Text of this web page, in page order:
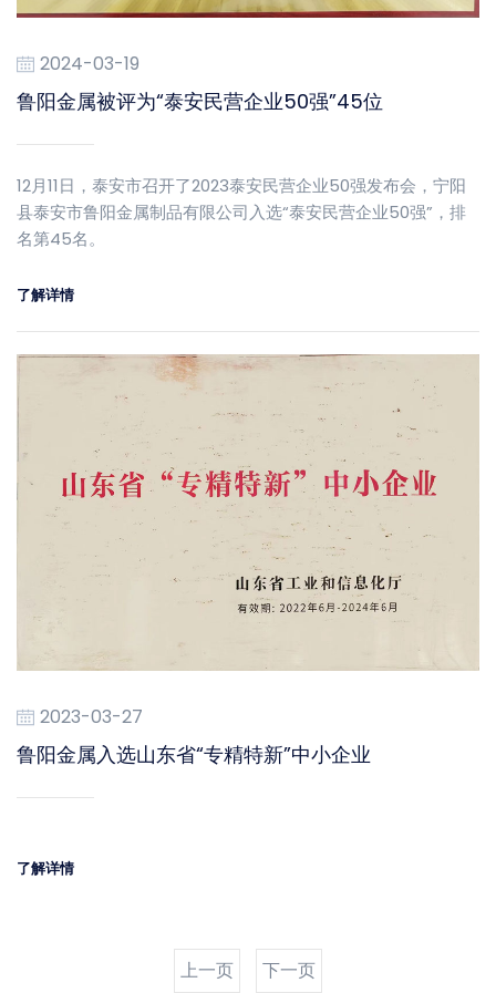
2024-03-19
鲁阳金属被评为“泰安民营企业50强”45位
12月11日，泰安市召开了2023泰安民营企业50强发布会，宁阳
县泰安市鲁阳金属制品有限公司入选“泰安民营企业50强”，排
名第45名。
了解详情
2023-03-27
鲁阳金属入选山东省“专精特新”中小企业
了解详情
上一页 下一页